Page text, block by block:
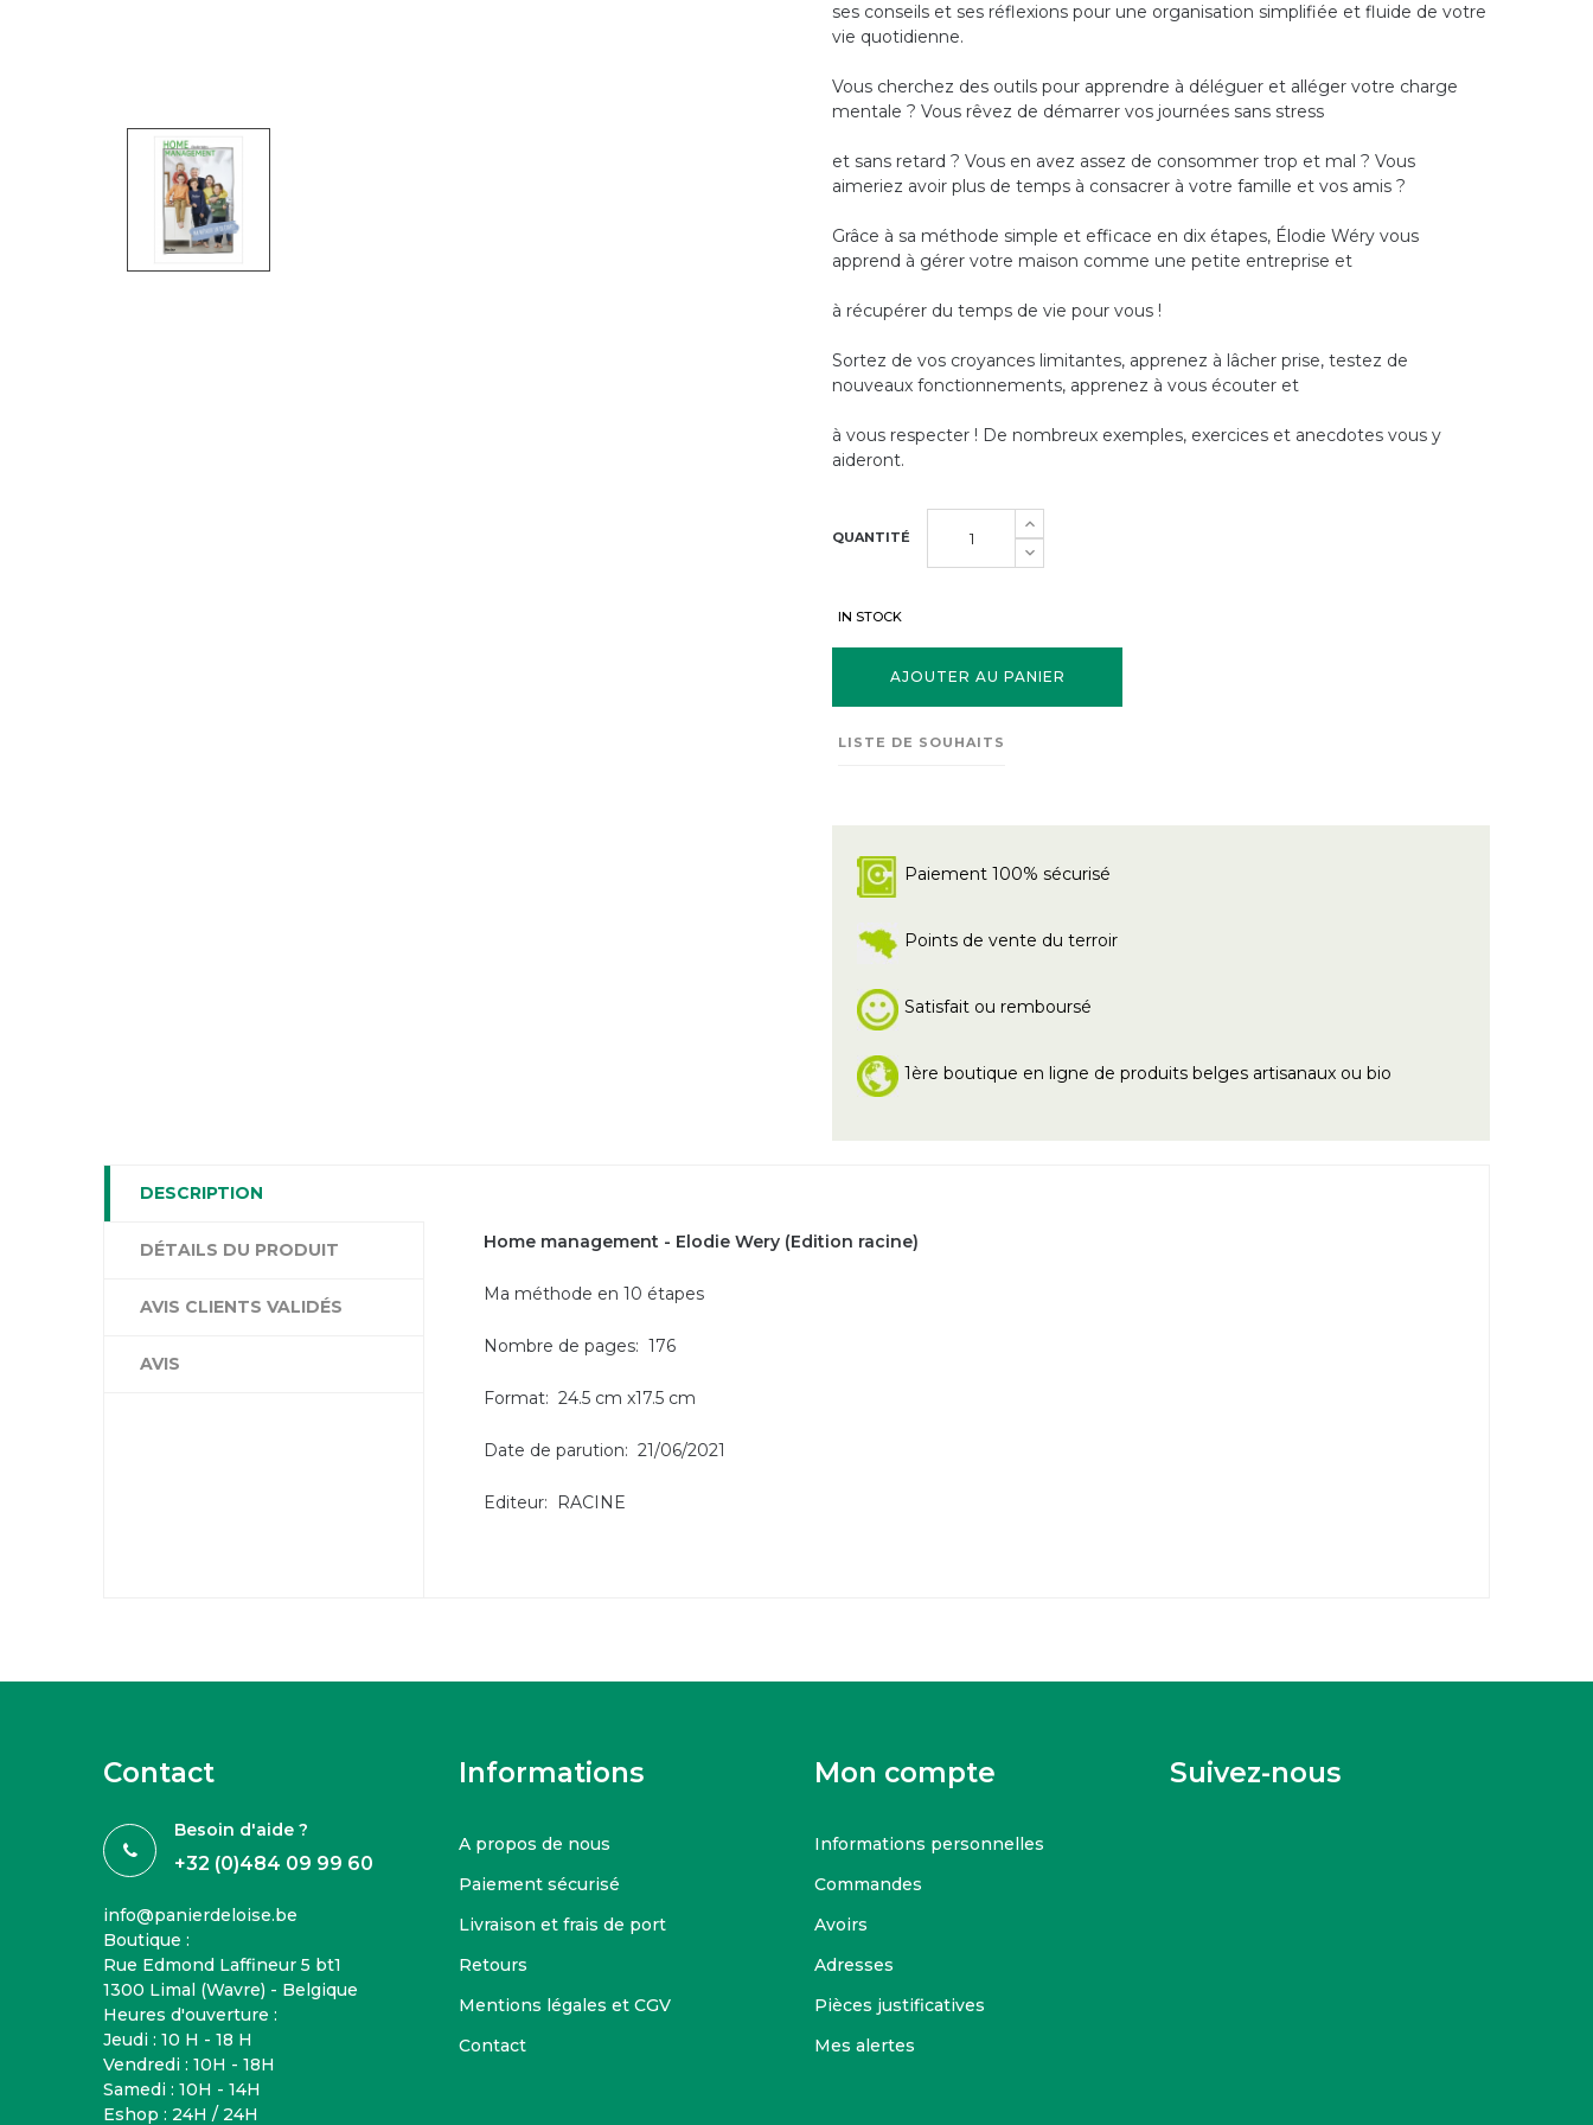
ses conseils et ses réflexions pour une organisation simplifiée et fluide de votre
vie quotidienne.
Vous cherchez des outils pour apprendre à déléguer et alléger votre charge
mentale ? Vous rêvez de démarrer vos journées sans stress
et sans retard ? Vous en avez assez de consommer trop et mal ? Vous
aimeriez avoir plus de temps à consacrer à votre famille et vos amis ?
Grâce à sa méthode simple et efficace en dix étapes, Élodie Wéry vous
apprend à gérer votre maison comme une petite entreprise et
à récupérer du temps de vie pour vous !
Sortez de vos croyances limitantes, apprenez à lâcher prise, testez de
nouveaux fonctionnements, apprenez à vous écouter et
à vous respecter ! De nombreux exemples, exercices et anecdotes vous y
aideront.
QUANTITÉ
IN STOCK
AJOUTER AU PANIER
LISTE DE SOUHAITS
Paiement 100% sécurisé
Points de vente du terroir
Satisfait ou remboursé
1ère boutique en ligne de produits belges artisanaux ou bio
DESCRIPTION
DÉTAILS DU PRODUIT
AVIS CLIENTS VALIDÉS
AVIS
Home management - Elodie Wery (Edition racine)
Ma méthode en 10 étapes
Nombre de pages: 176
Format: 24.5 cm x17.5 cm
Date de parution: 21/06/2021
Editeur: RACINE
Contact
Besoin d'aide ?
+32 (0)484 09 99 60
info@panierdeloise.be
Boutique :
Rue Edmond Laffineur 5 bt1
1300 Limal (Wavre) - Belgique
Heures d'ouverture :
Jeudi : 10 H - 18 H
Vendredi : 10H - 18H
Samedi : 10H - 14H
Eshop : 24H / 24H
Informations
A propos de nous
Paiement sécurisé
Livraison et frais de port
Retours
Mentions légales et CGV
Contact
Mon compte
Informations personnelles
Commandes
Avoirs
Adresses
Pièces justificatives
Mes alertes
Suivez-nous